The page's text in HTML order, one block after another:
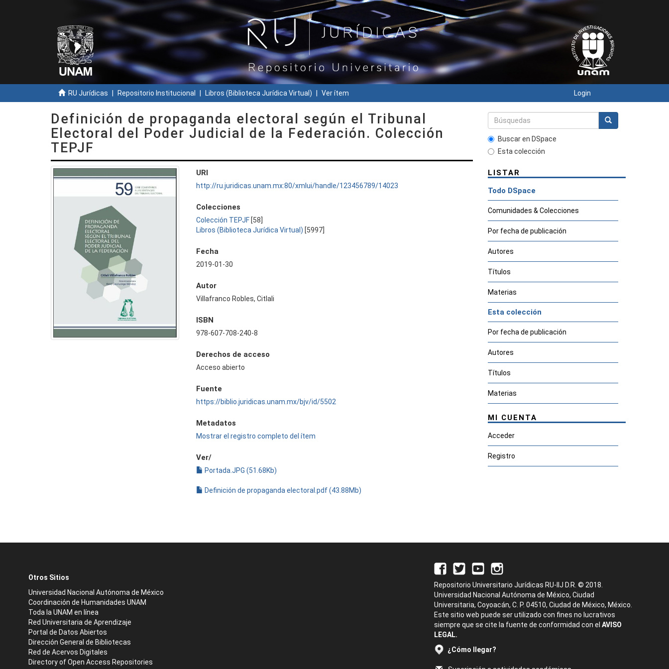
RU Jurídicas Repositorio Institucional Libros (Biblioteca Jurídica Virtual) Ver ítem Login
Definición de propaganda electoral según el Tribunal
Electoral del Poder Judicial de la Federación. Colección
TEPJF
URI
http://ru.juridicas.unam.mx:80/xmlui/handle/123456789/14023
Colecciones
Colección TEPJF [58]
Libros (Biblioteca Jurídica Virtual) [5997]
Fecha
2019-01-30
Autor
Villafranco Robles, Citlali
ISBN
978-607-708-240-8
Derechos de acceso
Acceso abierto
Fuente
https://biblio.juridicas.unam.mx/bjv/id/5502
Metadatos
Mostrar el registro completo del ítem
Ver/
Portada.JPG (51.68Kb)
Definición de propaganda electoral.pdf (43.88Mb)
Buscar en DSpace
Esta colección
LISTAR
Todo DSpace
Comunidades & Colecciones
Por fecha de publicación
Autores
Títulos
Materias
Esta colección
Por fecha de publicación
Autores
Títulos
Materias
MI CUENTA
Acceder
Registro
Otros Sitios
Universidad Nacional Autónoma de México
Coordinación de Humanidades UNAM
Toda la UNAM en línea
Red Universitaria de Aprendizaje
Portal de Datos Abiertos
Dirección General de Bibliotecas
Red de Acervos Digitales
Directory of Open Access Repositories
Repositorio Universitario Jurídicas RU-IIJ D.R. © 2018.
Universidad Nacional Autónoma de México, Ciudad
Universitaria, Coyoacán, C. P. 04510, Ciudad de México, México.
Este sitio web puede ser utilizado con fines no lucrativos
siempre que se cite la fuente de conformidad con el AVISO
LEGAL.
¿Cómo llegar?